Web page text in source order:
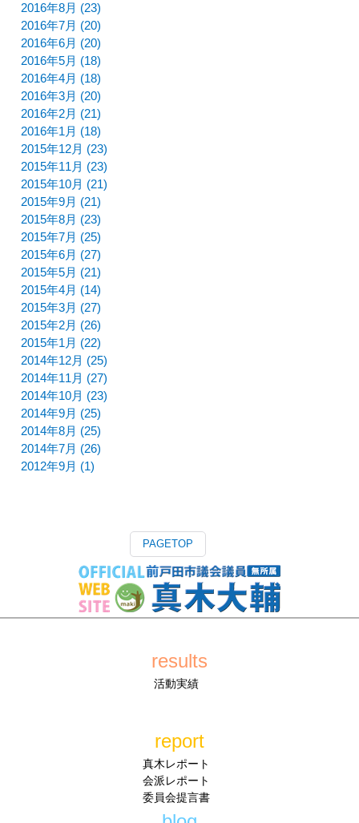
2016年8月 (23)
2016年7月 (20)
2016年6月 (20)
2016年5月 (18)
2016年4月 (18)
2016年3月 (20)
2016年2月 (21)
2016年1月 (18)
2015年12月 (23)
2015年11月 (23)
2015年10月 (21)
2015年9月 (21)
2015年8月 (23)
2015年7月 (25)
2015年6月 (27)
2015年5月 (21)
2015年4月 (14)
2015年3月 (27)
2015年2月 (26)
2015年1月 (22)
2014年12月 (25)
2014年11月 (27)
2014年10月 (23)
2014年9月 (25)
2014年8月 (25)
2014年7月 (26)
2012年9月 (1)
PAGETOP
results
活動実績
report
真木レポート
会派レポート
委員会提言書